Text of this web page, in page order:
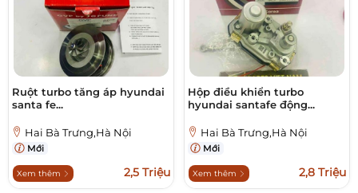
Ruột turbo tăng áp hyundai
santa fe...
Hai Bà Trưng,Hà Nội
Mới
Xem thêm 2,5 Triệu
Hộp điều khiển turbo
hyundai santafe động...
Hai Bà Trưng,Hà Nội
Mới
Xem thêm 2,8 Triệu